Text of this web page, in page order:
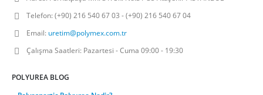
Telefon:(+90) 216 540 67 03 - (+90) 216 540 67 04
Email: uretim@polymex.com.tr
Çalışma Saatleri: Pazartesi - Cuma 09:00 - 19:30
POLYUREA BLOG